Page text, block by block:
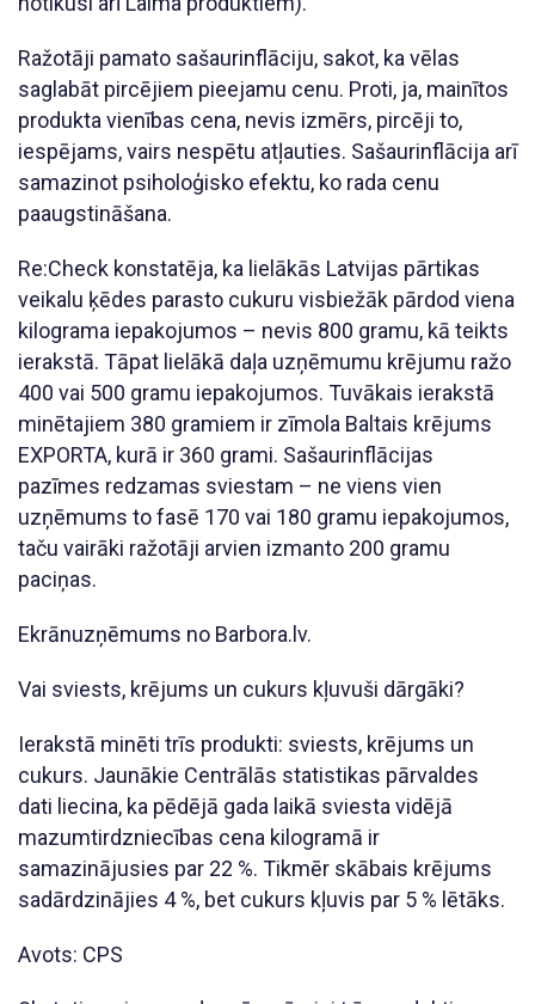
Ražotāji pamato sašaurinflāciju, sakot, ka vēlas
saglabāt pircējiem pieejamu cenu. Proti, ja, mainītos
produkta vienības cena, nevis izmērs, pircēji to,
iespējams, vairs nespētu atļauties. Sašaurinflācija arī
samazinot psiholoģisko efektu, ko rada cenu
paaugstināšana.
Re:Check konstatēja, ka lielākās Latvijas pārtikas
veikalu ķēdes parasto cukuru visbiežāk pārdod viena
kilograma iepakojumos – nevis 800 gramu, kā teikts
ierakstā. Tāpat lielākā daļa uzņēmumu krējumu ražo
400 vai 500 gramu iepakojumos. Tuvākais ierakstā
minētajiem 380 gramiem ir zīmola Baltais krējums
EXPORTA, kurā ir 360 grami. Sašaurinflācijas
pazīmes redzamas sviestam – ne viens vien
uzņēmums to fasē 170 vai 180 gramu iepakojumos,
taču vairāki ražotāji arvien izmanto 200 gramu
paciņas.
Ekrānuzņēmums no Barbora.lv.
Vai sviests, krējums un cukurs kļuvuši dārgāki?
Ierakstā minēti trīs produkti: sviests, krējums un
cukurs. Jaunākie Centrālās statistikas pārvaldes
dati liecina, ka pēdējā gada laikā sviesta vidējā
mazumtirdzniecības cena kilogramā ir
samazinājusies par 22 %. Tikmēr skābais krējums
sadārdzinājies 4 %, bet cukurs kļuvis par 5 % lētāks.
Avots: CPS